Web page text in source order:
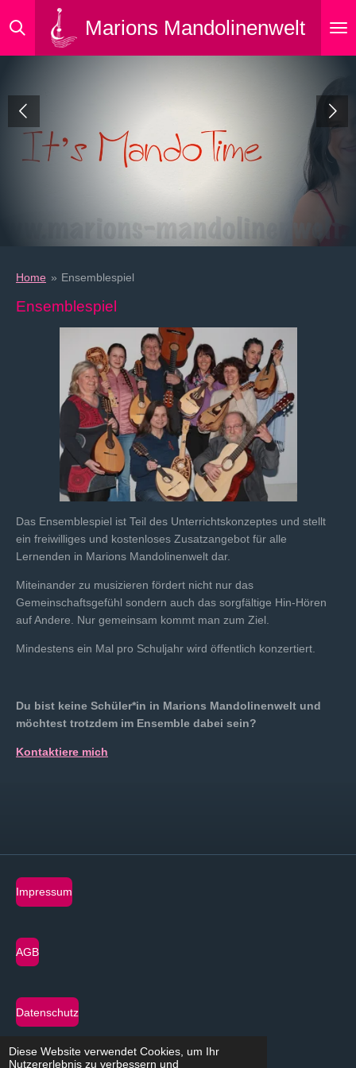
Diese Website verwendet Cookies, um Ihr
Nutzererlebnis zu verbessern und
Hauptinhalt
springen
Marions Mandolinenwelt
Home » Ensemblespiel
Ensemblespiel
Das Ensemblespiel ist Teil des Unterrichtskonzeptes und stellt
ein freiwilliges und kostenloses Zusatzangebot für alle
Lernenden in Marions Mandolinenwelt dar.
Miteinander zu musizieren fördert nicht nur das
Gemeinschaftsgefühl sondern auch das sorgfältige Hin-Hören
auf Andere. Nur gemeinsam kommt man zum Ziel.
Mindestens ein Mal pro Schuljahr wird öffentlich konzertiert.
Du bist keine Schüler*in in Marions Mandolinenwelt und
möchtest trotzdem im Ensemble dabei sein?
Kontaktiere mich
Impressum
AGB
Datenschutz